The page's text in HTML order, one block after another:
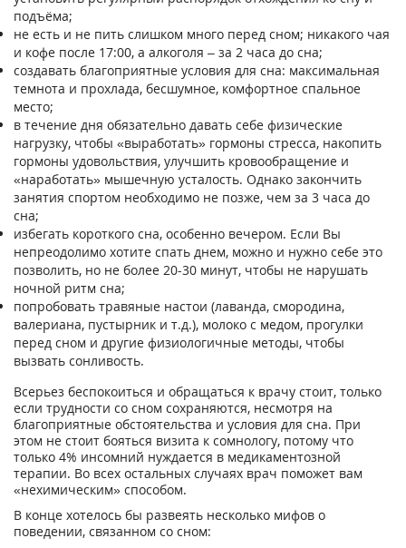
подъёма;
не есть и не пить слишком много перед сном; никакого чая
и кофе после 17:00, а алкоголя – за 2 часа до сна;
создавать благоприятные условия для сна: максимальная
темнота и прохлада, бесшумное, комфортное спальное
место;
в течение дня обязательно давать себе физические
нагрузку, чтобы «выработать» гормоны стресса, накопить
гормоны удовольствия, улучшить кровообращение и
«наработать» мышечную усталость. Однако закончить
занятия спортом необходимо не позже, чем за 3 часа до
сна;
избегать короткого сна, особенно вечером. Если Вы
непреодолимо хотите спать днем, можно и нужно себе это
позволить, но не более 20-30 минут, чтобы не нарушать
ночной ритм сна;
попробовать травяные настои (лаванда, смородина,
валериана, пустырник и т.д.), молоко с медом, прогулки
перед сном и другие физиологичные методы, чтобы
вызвать сонливость.
Всерьез беспокоиться и обращаться к врачу стоит, только
если трудности со сном сохраняются, несмотря на
благоприятные обстоятельства и условия для сна. При
этом не стоит бояться визита к сомнологу, потому что
только 4% инсомний нуждается в медикаментозной
терапии. Во всех остальных случаях врач поможет вам
«нехимическим» способом.
В конце хотелось бы развеять несколько мифов о
поведении, связанном со сном: